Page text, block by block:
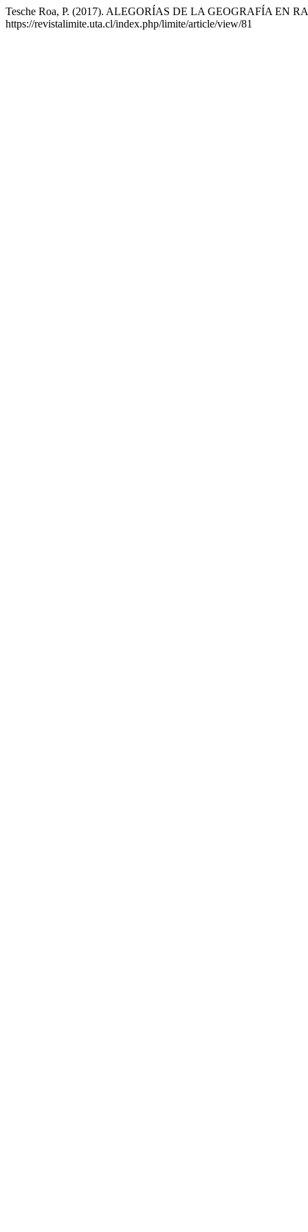
Tesche Roa, P. (2017). ALEGORÍAS DE LA GEOGRAFÍA EN
https://revistalimite.uta.cl/index.php/limite/article/view/81